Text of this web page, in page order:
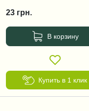
23 грн.
В корзину
Купить в 1 клик